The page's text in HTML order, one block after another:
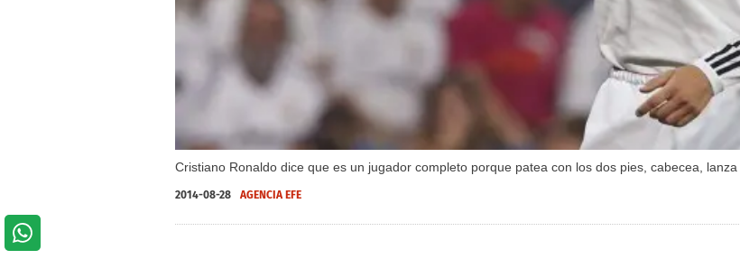
Cristiano Ronaldo dice que es un jugador completo porque patea con los dos pies, cabecea,
2014-08-28 AGENCIA EFE